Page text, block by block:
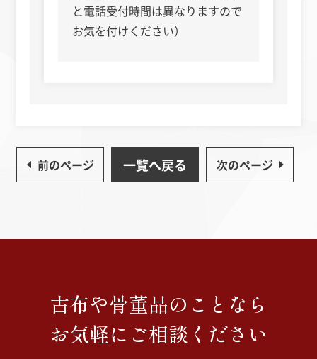
と電話受付時間は異なりますので
お気を付けください）
前のページ 一覧へ戻る 次のページ
古布や骨董品のことなら
お気軽にご相談ください